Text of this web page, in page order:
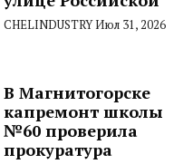
CHELINDUSTRYИюл 31, 2026
В Магнитогорске
капремонт школы
№60 проверила
прокуратура